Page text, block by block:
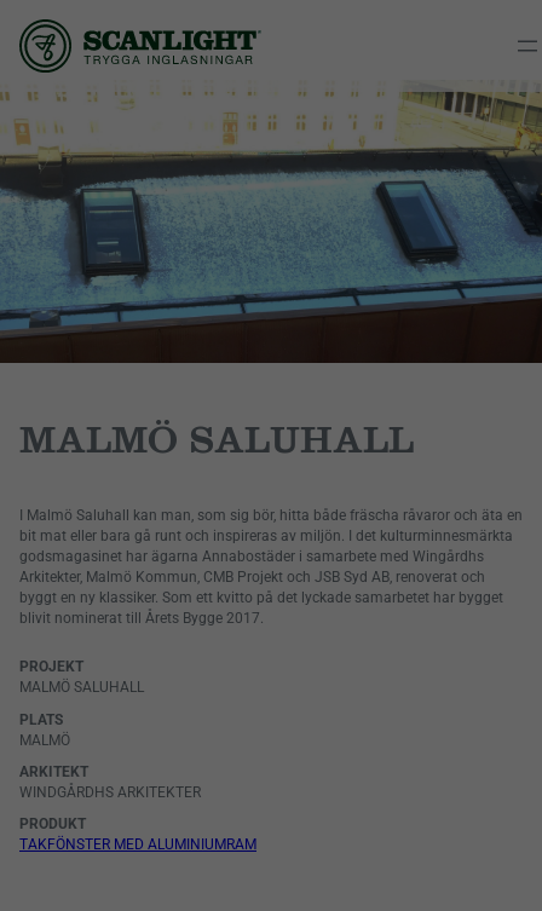
MALMÖ SALUHALL
I Malmö Saluhall kan man, som sig bör, hitta både fräscha råvaror och äta en
bit mat eller bara gå runt och inspireras av miljön. I det kulturminnesmärkta
godsmagasinet har ägarna Annabostäder i samarbete med Wingårdhs
Arkitekter, Malmö Kommun, CMB Projekt och JSB Syd AB, renoverat och
byggt en ny klassiker. Som ett kvitto på det lyckade samarbetet har bygget
blivit nominerat till Årets Bygge 2017.
PROJEKT
MALMÖ SALUHALL
PLATS
MALMÖ
ARKITEKT
WINDGÅRDHS ARKITEKTER
PRODUKT
TAKFÖNSTER MED ALUMINIUMRAM